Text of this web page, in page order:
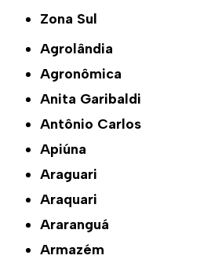
Zona Sul
Agrolândia
Agronômica
Anita Garibaldi
Antônio Carlos
Apiúna
Araguari
Araquari
Araranguá
Armazém